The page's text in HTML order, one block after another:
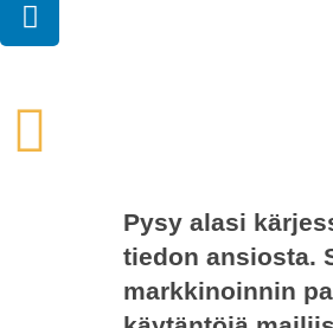
Pysy alasi
tiedon ansiosta.
markkinoinnin